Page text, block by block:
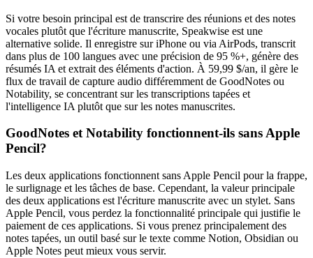
Si votre besoin principal est de transcrire des réunions et des notes
vocales plutôt que l'écriture manuscrite, Speakwise est une
alternative solide. Il enregistre sur iPhone ou via AirPods, transcrit
dans plus de 100 langues avec une précision de 95 %+, génère des
résumés IA et extrait des éléments d'action. À 59,99 $/an, il gère le
flux de travail de capture audio différemment de GoodNotes ou
Notability, se concentrant sur les transcriptions tapées et
l'intelligence IA plutôt que sur les notes manuscrites.
GoodNotes et Notability fonctionnent-ils sans Apple
Pencil?
Les deux applications fonctionnent sans Apple Pencil pour la frappe,
le surlignage et les tâches de base. Cependant, la valeur principale
des deux applications est l'écriture manuscrite avec un stylet. Sans
Apple Pencil, vous perdez la fonctionnalité principale qui justifie le
paiement de ces applications. Si vous prenez principalement des
notes tapées, un outil basé sur le texte comme Notion, Obsidian ou
Apple Notes peut mieux vous servir.